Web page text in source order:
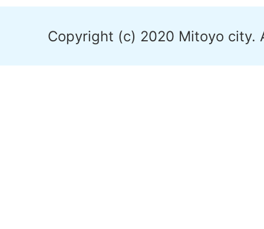
Copyright (c) 2020 Mitoyo city.